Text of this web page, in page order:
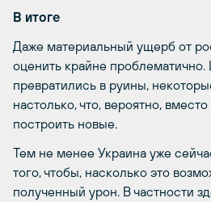
В итоге
Даже материальный ущерб от
оценить крайне
превратились в руины,
настолько, что, вероятно,
построить новые.
Тем не менее Украина уже
того, чтобы, насколько это
полученный урон. В частности